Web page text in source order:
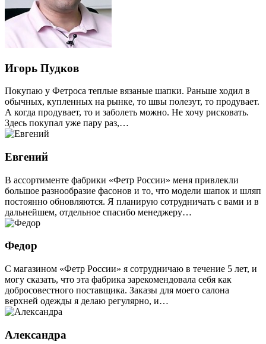
Игорь Пудков
Покупаю у Фетроса теплые вязаные шапки. Раньше ходил в
обычных, купленных на рынке, то швы полезут, то продувает.
А когда продувает, то и заболеть можно. Не хочу рисковать.
Здесь покупал уже пару раз,…
Евгений
В ассортименте фабрики «Фетр России» меня привлекли
большое разнообразие фасонов и то, что модели шапок и шляп
постоянно обновляются. Я планирую сотрудничать с вами и в
дальнейшем, отдельное спасибо менеджеру…
Федор
С магазином «Фетр России» я сотрудничаю в течение 5 лет, и
могу сказать, что эта фабрика зарекомендовала себя как
добросовестного поставщика. Заказы для моего салона
верхней одежды я делаю регулярно, и…
Александра